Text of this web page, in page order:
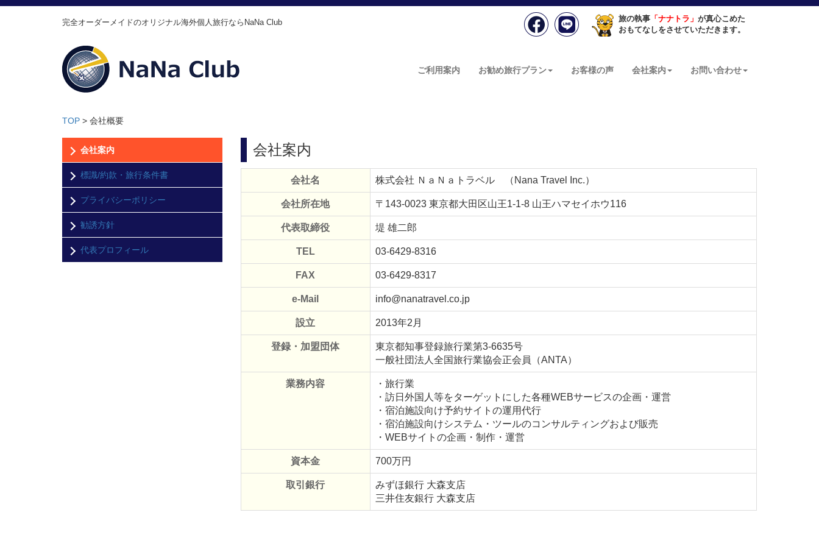
完全オーダーメイドのオリジナル海外個人旅行ならNaNa Club 旅の執事「ナナトラ」 が真心こめた
おもてなしをさせていただきます。
ご利用案内 お勧め旅行プラン お客様の声 会社案内 お問い合わせ
TOP > 会社概要
会社案内
標識/約款・旅行条件書
プライバシーポリシー
勧誘方針
代表プロフィール
会社案内
会社名 株式会社 ＮａＮａトラベル （Nana Travel Inc.）
会社所在地 〒143-0023 東京都大田区山王1-1-8 山王ハマセイホウ116
代表取締役 堤 雄二郎
TEL 03-6429-8316
FAX 03-6429-8317
e-Mail info@nanatravel.co.jp
設立 2013年2月
登録・加盟団体
東京都知事登録旅行業第3-6635号
一般社団法人全国旅行業協会正会員（ANTA）
業務内容
・旅行業
・訪日外国人等をターゲットにした各種WEBサービスの企画・運営
・宿泊施設向け予約サイトの運用代行
・宿泊施設向けシステム・ツールのコンサルティングおよび販売
・WEBサイトの企画・制作・運営
資本金 700万円
取引銀行
みずほ銀行 大森支店
三井住友銀行 大森支店